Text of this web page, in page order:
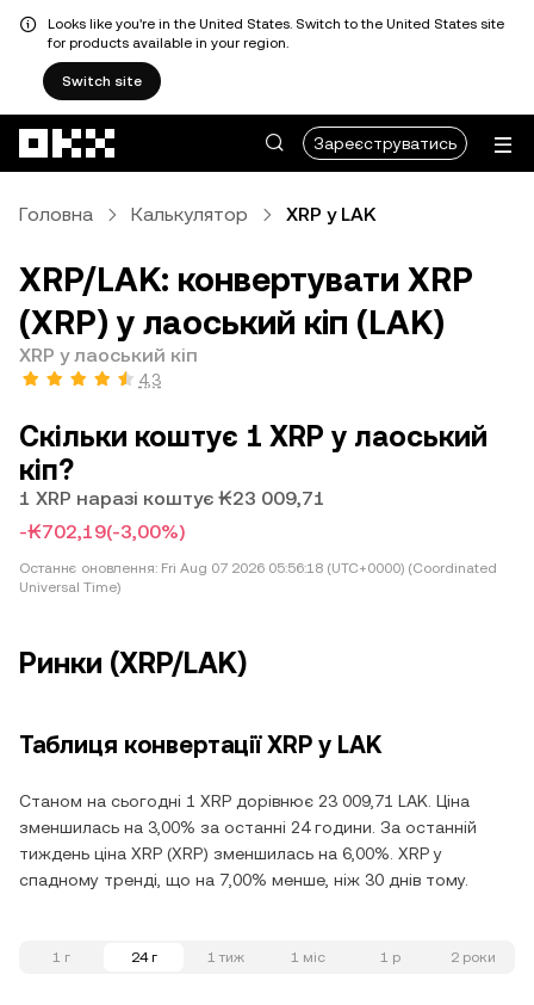
Looks like you're in the United States. Switch to the United States site
for products available in your region.
Switch site
Зареєструватись
Головна Калькулятор XRP у LAK
XRP/LAK: конвертувати XRP
(XRP) у лаоський кіп (LAK)
XRP у лаоський кіп
4,3
Скільки коштує 1 XRP у лаоський
кіп?
1 XRP наразі коштує ₭23 009,71
-₭702,19(-3,00%)
Останнє оновлення: Fri Aug 07 2026 05:56:18 (UTC+0000) (Coordinated
Universal Time)
Ринки (XRP/LAK)
Таблиця конвертації XRP у LAK
Станом на сьогодні 1 XRP дорівнює 23 009,71 LAK. Ціна
зменшилась на 3,00% за останні 24 години. За останній
тиждень ціна XRP (XRP) зменшилась на 6,00%. XRP у
спадному тренді, що на 7,00% менше, ніж 30 днів тому.
1 г 24 г 1 тиж 1 міс 1 р 2 роки